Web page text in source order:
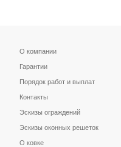
О компании
Гарантии
Порядок работ и выплат
Контакты
Эскизы ограждений
Эскизы оконных решеток
О ковке